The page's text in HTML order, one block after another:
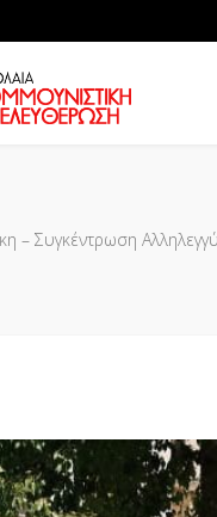
– Συγκέντρωση